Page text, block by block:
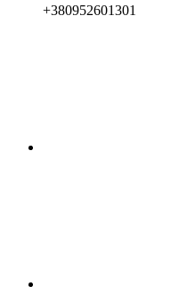
+380952601301